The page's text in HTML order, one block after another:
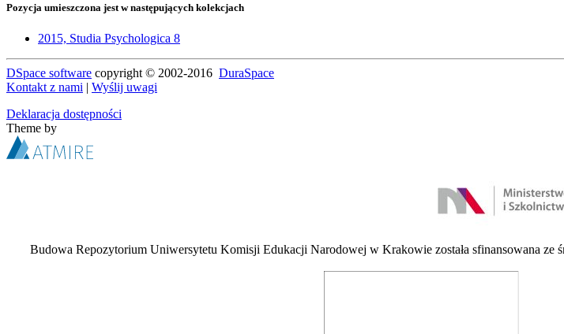
Pozycja umieszczona jest w następujących kolekcjach
2015, Studia Psychologica 8
DSpace software copyright © 2002-2016 DuraSpace
Kontakt z nami | Wyślij uwagi
Deklaracja dostępności
Theme by
Budowa Repozytorium Uniwersytetu Komisji Edukacji Narodowej w Krakowie została sfinansowana ze